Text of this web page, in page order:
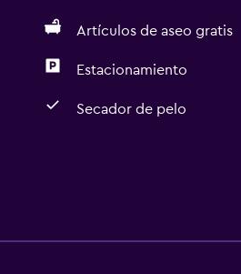
Artículos de aseo gratis
Estacionamiento
Secador de pelo